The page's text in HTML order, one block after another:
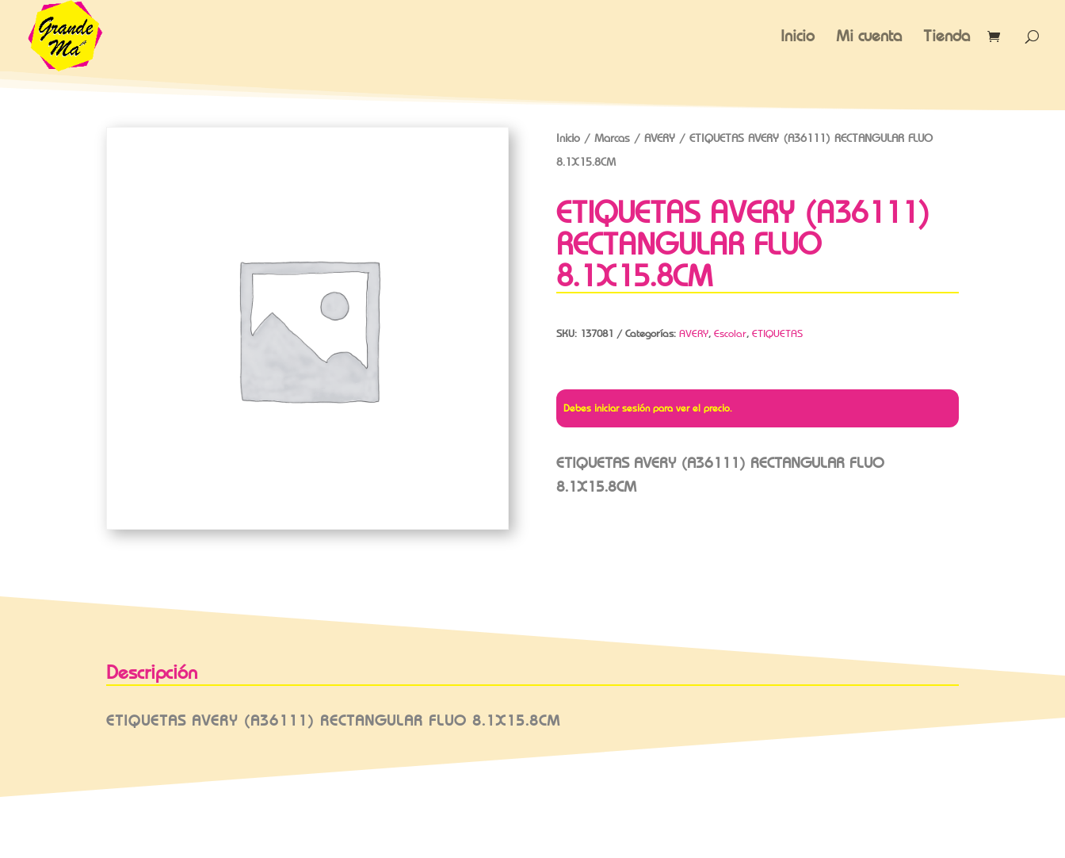
Inicio Mi cuenta Tienda
Inicio/ Marcas/ AVERY/ ETIQUETAS AVERY (A36111) RECTANGULAR FLUO
8.1X15.8CM
ETIQUETAS AVERY (A36111)
RECTANGULAR FLUO
8.1X15.8CM
SKU: 137081 Categorías: AVERY, Escolar, ETIQUETAS
Debes iniciar sesión para ver el precio.
ETIQUETAS AVERY (A36111) RECTANGULAR FLUO
8.1X15.8CM
Descripción
ETIQUETAS AVERY (A36111) RECTANGULAR FLUO 8.1X15.8CM